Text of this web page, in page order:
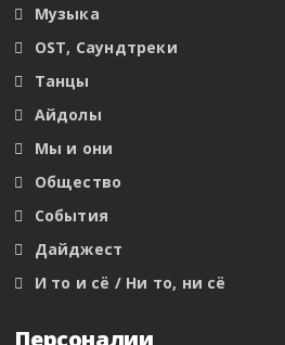
Музыка
OST, Саундтреки
Танцы
Айдолы
Мы и они
Общество
События
Дайджест
И то и сё / Ни то, ни сё
Персоналии